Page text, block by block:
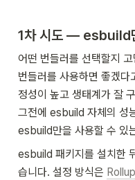
1차 시도 — esbuild
어떤 번들러를 선택할지
번들러를 사용하면 좋겠
정성이 높고 생태계가 잘
그전에 esbuild 자체의 성
esbuild만을 사용할 수 있
esbuild 패키지를 설치한
습니다. 설정 방식은 Rollup